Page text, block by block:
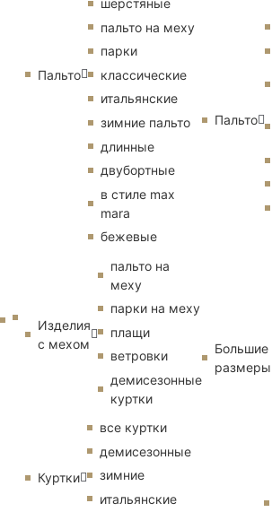
Пальто
шерстяные
пальто на меху
парки
классические
итальянские
зимние пальто
длинные
двубортные
в стиле max
mara
бежевые
Изделия
с мехом
пальто на
меху
парки на меху
плащи
ветровки
демисезонные
куртки
Куртки
все куртки
демисезонные
зимние
итальянские
Пальто
Большие
размеры